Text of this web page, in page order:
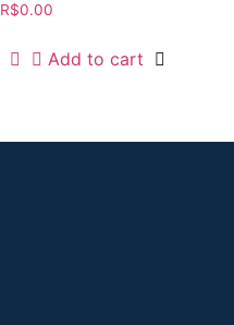
R$0.00
Add to cart